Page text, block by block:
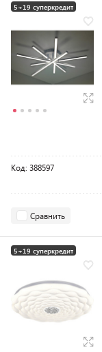
5+19 суперкредит
Код: 388597
Сравнить
5+19 суперкредит